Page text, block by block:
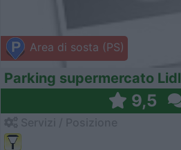
Area di sosta (PS)
Parking supermercato Lidl
9,5